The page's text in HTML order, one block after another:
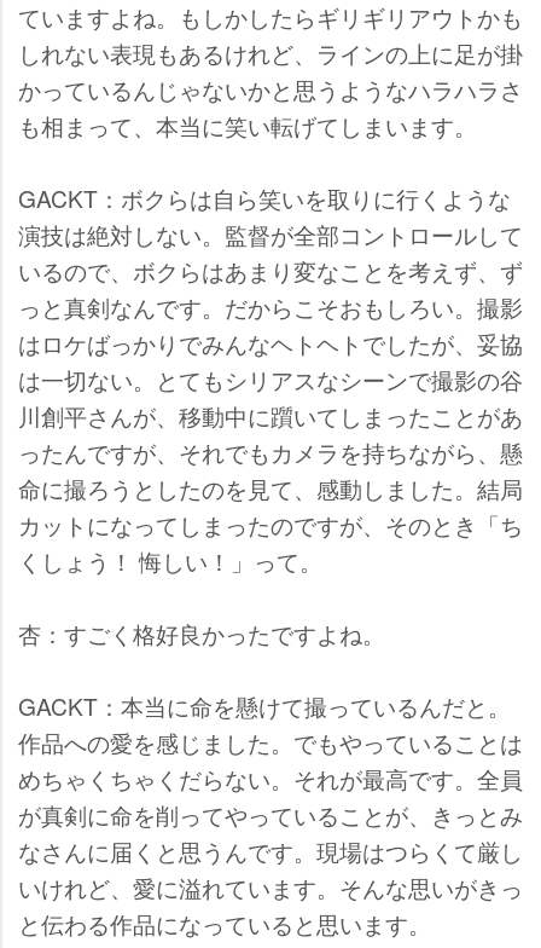
ていますよね。もしかしたらギリギリアウトかも
しれない表現もあるけれど、ラインの上に足が掛
かっているんじゃないかと思うようなハラハラさ
も相まって、本当に笑い転げてしまいます。
GACKT：ボクらは自ら笑いを取りに行くような
演技は絶対しない。監督が全部コントロールして
いるので、ボクらはあまり変なことを考えず、ず
っと真剣なんです。だからこそおもしろい。撮影
はロケばっかりでみんなヘトヘトでしたが、妥協
は一切ない。とてもシリアスなシーンで撮影の谷
川創平さんが、移動中に躓いてしまったことがあ
ったんですが、それでもカメラを持ちながら、懸
命に撮ろうとしたのを見て、感動しました。結局
カットになってしまったのですが、そのとき「ち
くしょう！ 悔しい！」って。
杏：すごく格好良かったですよね。
GACKT：本当に命を懸けて撮っているんだと。
作品への愛を感じました。でもやっていることは
めちゃくちゃくだらない。それが最高です。全員
が真剣に命を削ってやっていることが、きっとみ
なさんに届くと思うんです。現場はつらくて厳し
いけれど、愛に溢れています。そんな思いがきっ
と伝わる作品になっていると思います。